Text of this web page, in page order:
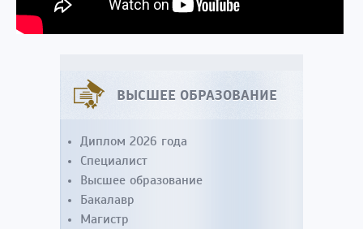
ВЫСШЕЕ ОБРАЗОВАНИЕ
Диплом 2026 года
Специалист
Высшее образование
Бакалавр
Магистр